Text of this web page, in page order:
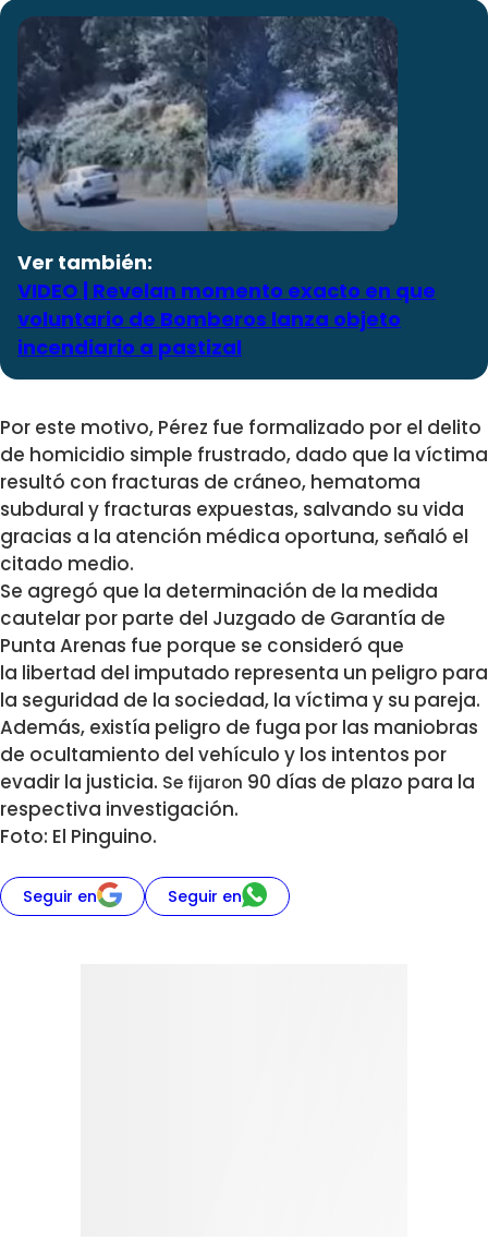
Ver también:
VIDEO | Revelan momento exacto en que
voluntario de Bomberos lanza objeto
incendiario a pastizal
Por este motivo, Pérez fue formalizado por el delito
de homicidio simple frustrado, dado que la víctima
resultó con fracturas de cráneo, hematoma
subdural y fracturas expuestas, salvando su vida
gracias a la atención médica oportuna, señaló el
citado medio.
Se agregó que la determinación de la medida
cautelar por parte del Juzgado de Garantía de
Punta Arenas fue porque se consideró que
la libertad del imputado representa un peligro para
la seguridad de la sociedad, la víctima y su pareja.
Además, existía peligro de fuga por las maniobras
de ocultamiento del vehículo y los intentos por
evadir la justicia. Se fijaron 90 días de plazo para la
respectiva investigación.
Foto: El Pinguino.
Seguir en Seguir en